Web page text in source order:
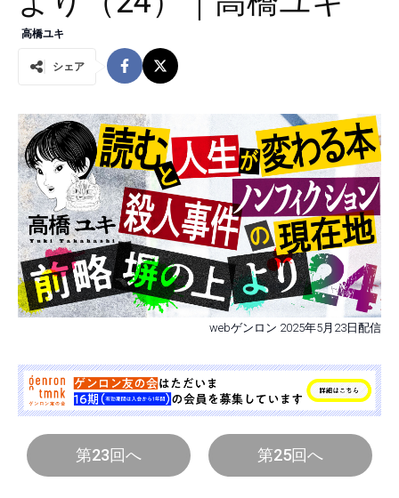
高橋ユキ
シェア
webゲンロン 2025年5月23日配信
第23回へ 第25回へ